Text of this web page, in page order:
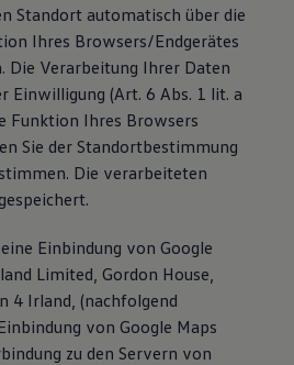
Standort automatisch über die
Ihres Browsers/Endgerätes
Die Verarbeitung Ihrer Daten
Einwilligung (Art. 6 Abs. 1 lit. a
Funktion Ihres Browsers
Sie der Standortbestimmung
Die verarbeiteten
Einbindung von Google
Limited, Gordon House,
4 Irland, (nachfolgend
von Google Maps
zu den Servern von